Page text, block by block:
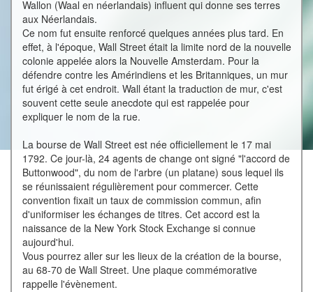
Wallon (Waal en néerlandais) influent qui donne ses terres
aux Néerlandais.
Ce nom fut ensuite renforcé quelques années plus tard. En
effet, à l'époque, Wall Street était la limite nord de la nouvelle
colonie appelée alors la Nouvelle Amsterdam. Pour la
défendre contre les Amérindiens et les Britanniques, un mur
fut érigé à cet endroit. Wall étant la traduction de mur, c'est
souvent cette seule anecdote qui est rappelée pour
expliquer le nom de la rue.
La bourse de Wall Street est née officiellement le 17 mai
1792. Ce jour-là, 24 agents de change ont signé "l'accord de
Buttonwood", du nom de l'arbre (un platane) sous lequel ils
se réunissaient régulièrement pour commercer. Cette
convention fixait un taux de commission commun, afin
d'uniformiser les échanges de titres. Cet accord est la
naissance de la New York Stock Exchange si connue
aujourd'hui.
Vous pourrez aller sur les lieux de la création de la bourse,
au 68-70 de Wall Street. Une plaque commémorative
rappelle l'évènement.